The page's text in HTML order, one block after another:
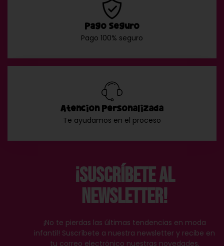
Pago Seguro
Pago 100% seguro
Atención Personalizada
Te ayudamos en el proceso
¡Suscríbete al
Newsletter!
¡No te pierdas las últimas tendencias en moda
infantil! Suscríbete a nuestra newsletter y recibe en
tu correo electrónico nuestras novedades,